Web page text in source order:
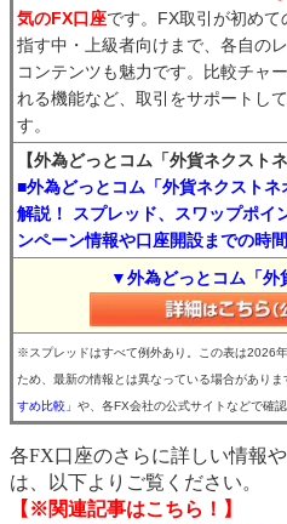
気のFX口座です。FX取引が初め
指す中・上級者向けまで、各自の
コンテンツも魅力です。比較チャ
れる機能など、取引をサポートし
す。
【外為どっとコム「外貨ネクスト
■外為どっとコム「外貨ネクスト
解説！ スプレッド、スワップポイ
ンペーン情報や口座開設までの時
▼外為どっとコム「外
※スプレッドはすべて例外あり。この表は2026
ため、最新の情報とは異なっている場合があり
すめ比較」 や、各FX会社の公式サイトなどで確
各FX口座のさらに詳しい情報
は、以下よりご覧ください。
【※関連記事はこちら！】